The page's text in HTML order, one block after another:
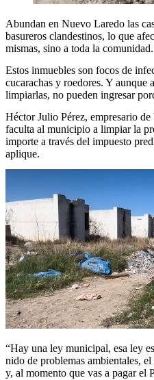
Abundan en Nuevo Laredo las
basureros clandestinos, lo que
mismas, sino a toda la comunidad.
Estos inmuebles son focos de
cucarachas y roedores. Y aunque
limpiarlas, no pueden ingresar
Héctor Julio Pérez, empresario
faculta al municipio a limpiar la
importe a través del impuesto
aplique.
“Hay una ley municipal, esa ley
nido de problemas ambientales,
y, al momento que vas a pagar el